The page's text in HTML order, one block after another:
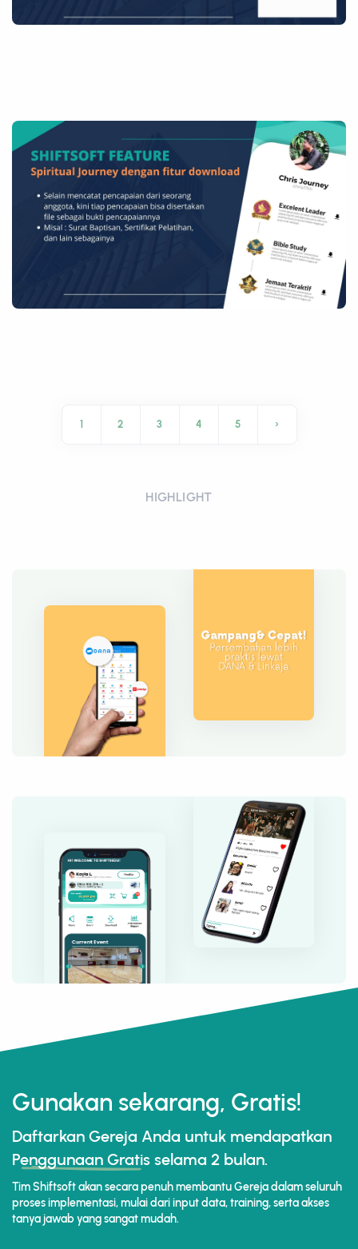
1 2 3 4 5 ›
HIGHLIGHT
Gunakan sekarang, Gratis!
Daftarkan Gereja Anda untuk mendapatkan
Penggunaan Gratis selama 2 bulan.
Tim Shiftsoft akan secara penuh membantu Gereja dalam seluruh
proses implementasi, mulai dari input data, training, serta akses
tanya jawab yang sangat mudah.